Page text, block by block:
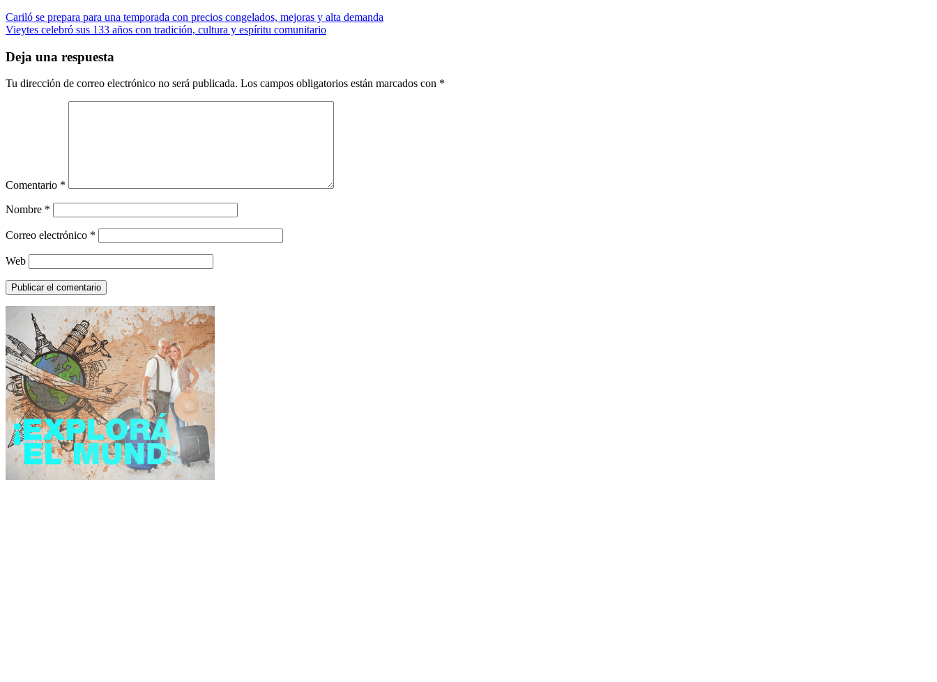
Navegación
de
entradas
Cariló se prepara para una temporada con precios congelados, mejoras y alta demanda
Vieytes celebró sus 133 años con tradición, cultura y espíritu comunitario
Deja una respuesta
Tu dirección de correo electrónico no será publicada. Los campos obligatorios están marcados con *
Comentario *
Nombre *
Correo electrónico *
Web